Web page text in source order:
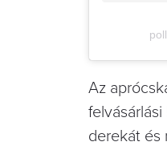
Az
derekát és